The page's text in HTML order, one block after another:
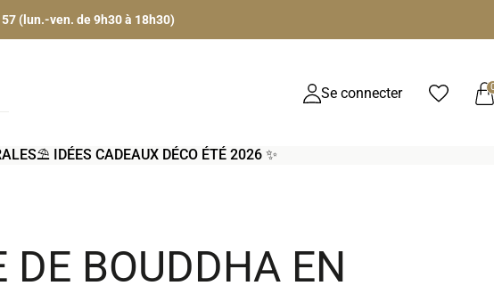
(lun.-ven. de 9h30 à 18h30)
Se connecter
⛱️ IDÉES CADEAUX DÉCO ÉTÉ 2026 ✨
DE BOUDDHA EN